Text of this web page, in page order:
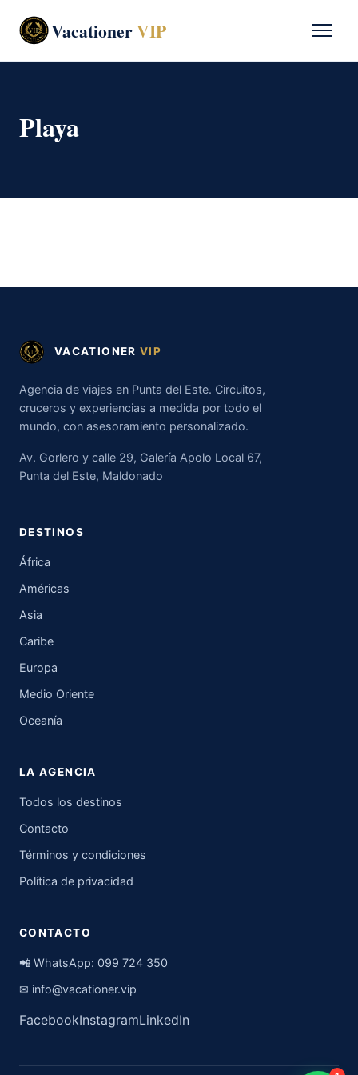
VacationerVIP
Playa
VACATIONER VIP
Agencia de viajes en Punta del Este. Circuitos,
cruceros y experiencias a medida por todo el
mundo, con asesoramiento personalizado.
Av. Gorlero y calle 29, Galería Apolo Local 67,
Punta del Este, Maldonado
DESTINOS
África
Américas
Asia
Caribe
Europa
Medio Oriente
Oceanía
LA AGENCIA
Todos los destinos
Contacto
Términos y condiciones
Política de privacidad
CONTACTO
📲 WhatsApp: 099 724 350
✉ info@vacationer.vip
FacebookInstagramLinkedIn